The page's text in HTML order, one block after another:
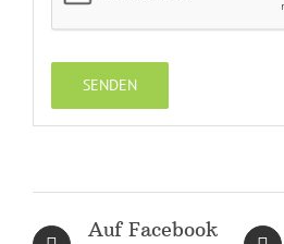
Auf Facebook